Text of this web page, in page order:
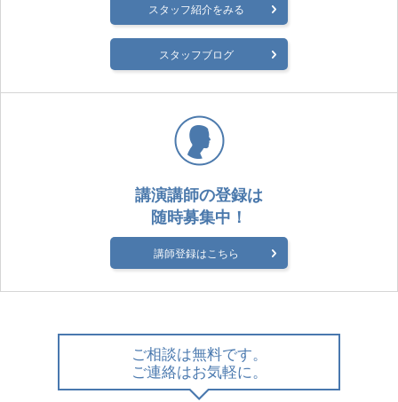
スタッフ紹介をみる
スタッフブログ
講演講師の登録は
随時募集中！
講師登録はこちら
ご相談は無料です。
ご連絡はお気軽に。